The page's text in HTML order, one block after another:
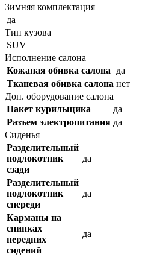
Зимняя комплектация
да
Тип кузова
SUV
Исполнение салона
Кожаная обивка салона
да
Тканевая обивка салона нет
Доп. оборудование салона
Пакет курильщика
да
Разъем электропитания да
Сиденья
Разделительный
подлокотник
сзади
да
Разделительный
подлокотник
спереди
да
Карманы на
спинках
передних
сидений
да